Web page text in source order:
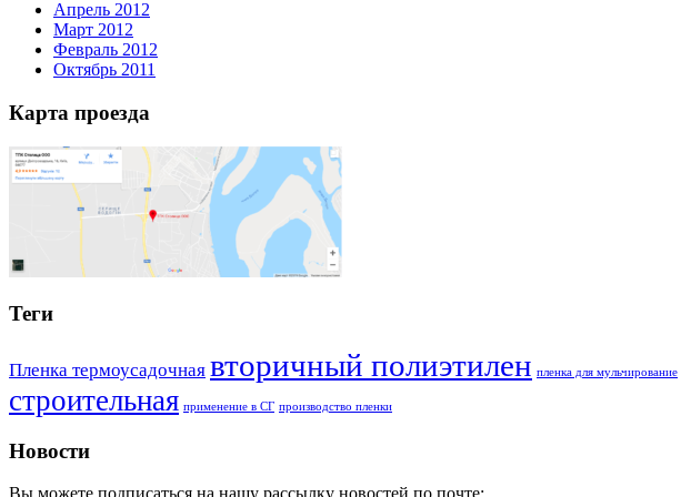
Апрель 2012
Март 2012
Февраль 2012
Октябрь 2011
Карта проезда
Теги
Пленка термоусадочная вторичный полиэтилен пленка для мульчирование
строительная применение в СГ производство пленки
Новости